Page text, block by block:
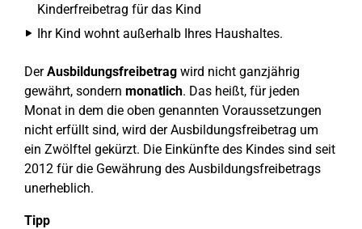
Kinderfreibetrag für das Kind
Ihr Kind wohnt außerhalb Ihres Haushaltes.
DerAusbildungsfreibetrag wird nicht ganzjährig
gewährt, sondern monatlich. Das heißt, für jeden
Monat in dem die oben genannten Voraussetzungen
nicht erfüllt sind, wird der Ausbildungsfreibetrag um
ein Zwölftel gekürzt. Die Einkünfte des Kindes sind seit
2012 für die Gewährung des Ausbildungsfreibetrags
unerheblich.
Tipp